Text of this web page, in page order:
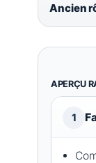
Ancien
APERÇU
1